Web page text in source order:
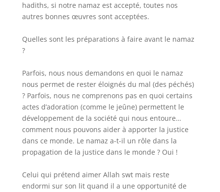
hadiths, si notre namaz est accepté, toutes nos
autres bonnes œuvres sont acceptées.
Quelles sont les préparations à faire avant le namaz
?
Parfois, nous nous demandons en quoi le namaz
nous permet de rester éloignés du mal (des péchés)
? Parfois, nous ne comprenons pas en quoi certains
actes d’adoration (comme le jeûne) permettent le
développement de la société qui nous entoure…
comment nous pouvons aider à apporter la justice
dans ce monde. Le namaz a-t-il un rôle dans la
propagation de la justice dans le monde ? Oui !
Celui qui prétend aimer Allah swt mais reste
endormi sur son lit quand il a une opportunité de